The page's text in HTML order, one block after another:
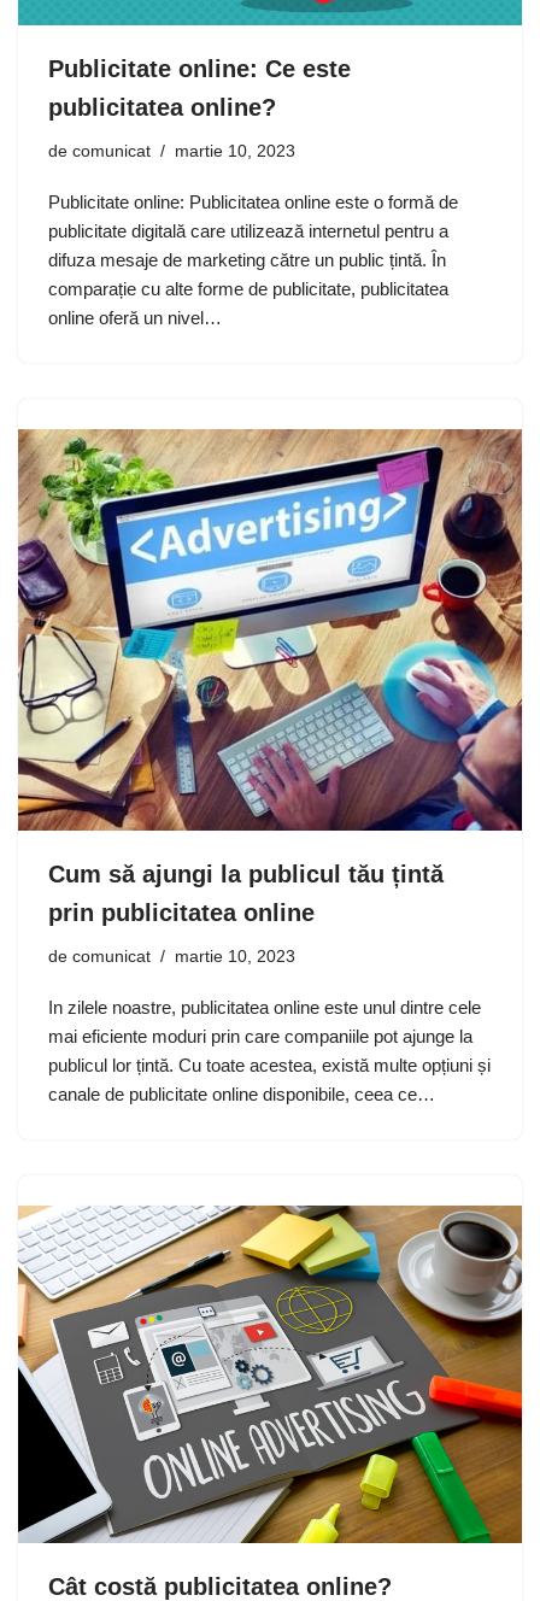
Publicitate online: Ce este
publicitatea online?
de comunicat martie 10, 2023
Publicitate online: Publicitatea online este o formă de
publicitate digitală care utilizează internetul pentru a
difuza mesaje de marketing către un public țintă. În
comparație cu alte forme de publicitate, publicitatea
online oferă un nivel…
Cum să ajungi la publicul tău țintă
prin publicitatea online
de comunicat martie 10, 2023
In zilele noastre, publicitatea online este unul dintre cele
mai eficiente moduri prin care companiile pot ajunge la
publicul lor țintă. Cu toate acestea, există multe opțiuni și
canale de publicitate online disponibile, ceea ce…
Cât costă publicitatea online?